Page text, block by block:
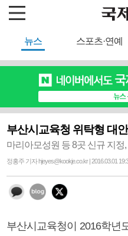
뉴스 스포츠·연예
부산시교육청 위탁형 대
마리아모성원 등 8곳 신규 지정
정홍주 기자 hjeyes@kookje.co.kr | 2016.03.01
부산시교육청이 2016학년